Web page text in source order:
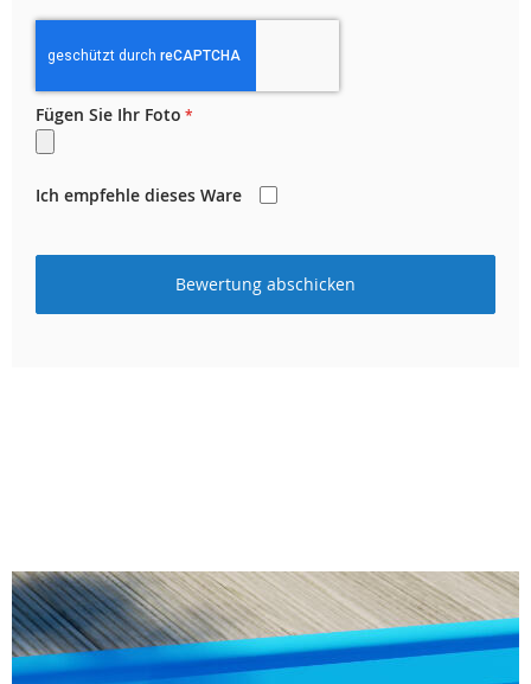
Fügen Sie Ihr Foto
Ich empfehle dieses Ware
Bewertung abschicken